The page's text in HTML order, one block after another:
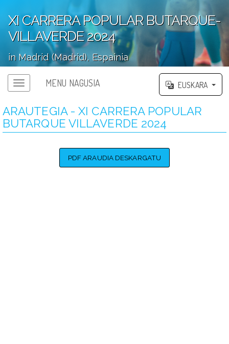
XI CARRERA POPULAR BUTARQUE-
VILLAVERDE 2024
in Madrid (Madrid), Espainia
MENU NAGUSIA EUSKARA
ARAUTEGIA - XI CARRERA POPULAR
BUTARQUE VILLAVERDE 2024
PDF ARAUDIA DESKARGATU